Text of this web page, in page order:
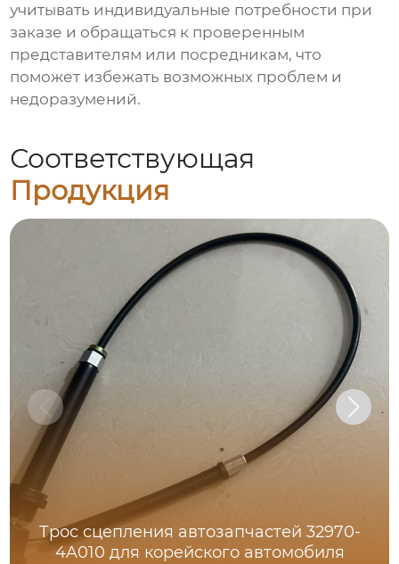
учитывать индивидуальные потребности при
заказе и обращаться к проверенным
представителям или посредникам, что
поможет избежать возможных проблем и
недоразумений.
Соответствующая
Продукция
Трос сцепления автозапчастей 32970-
4A010 для корейского автомобиля